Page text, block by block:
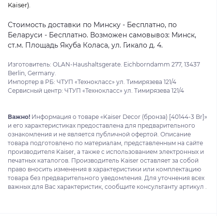
Kaiser).
Стоимость доставки по Минску - Бесплатно, по
Беларуси - Бесплатно. Возможен самовывоз: Минск,
ст.м. Площадь Якуба Коласа, ул. Гикало д. 4.
Изготовитель: OLAN-Haushaltsgerate. Eichborndamm 277, 13437
Berlin, Germany.
Импортер в РБ: ЧТУП «Технокласс» ул. Тимирязева 121/4
Сервисный центр: ЧТУП «Технокласс» ул. Тимирязева 121/4
Важно! Информация о товаре «Kaiser Decor (бронза) [40144-3 Br]»
и его характеристиках предоставлена для предварительного
ознакомления и не является публичной офертой. Описание
товара подготовлено по материалам, представленным на сайте
производителя Kaiser, а также с использованием электронных и
печатных каталогов. Производитель Kaiser оставляет за собой
право вносить изменения в характеристики или комплектацию
товара без предварительного уведомления. Для уточнения всех
важных для Вас характеристик, сообщите консультанту артикул .